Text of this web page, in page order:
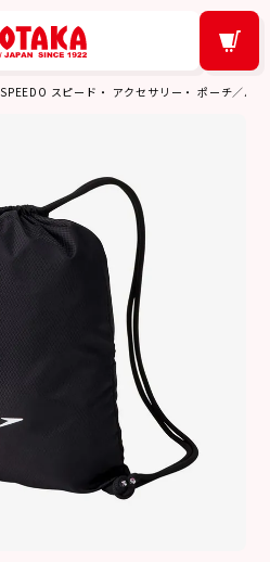
SPEEDO スピード アクセサリー ポーチ／バ